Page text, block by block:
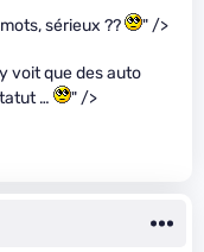
sérieux ?? " />
voit que des auto
…
" />